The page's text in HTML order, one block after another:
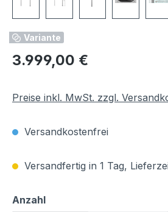
Variante
Regulärer Preis:
3.999,00 €
Preise inkl. MwSt. zzgl.
Versandkostenfrei
Versandfertig in 1 Tag,
Anzahlauswählen